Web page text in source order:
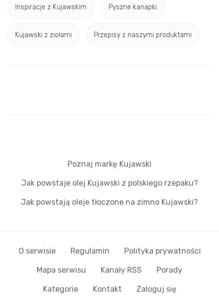
Inspiracje z Kujawskim Pyszne kanapki
Kujawski z ziołami Przepisy z naszymi produktami
Poznaj markę Kujawski
Jak powstaje olej Kujawski z polskiego rzepaku?
Jak powstają oleje tłoczone na zimno Kujawski?
O serwisie Regulamin Polityka prywatności
Mapa serwisu Kanały RSS Porady
Kategorie Kontakt Zaloguj się